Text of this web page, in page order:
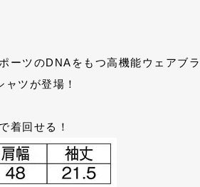
ーツのDNAをもつ高機能ウェアブラ
ツが登場！
着回せる！